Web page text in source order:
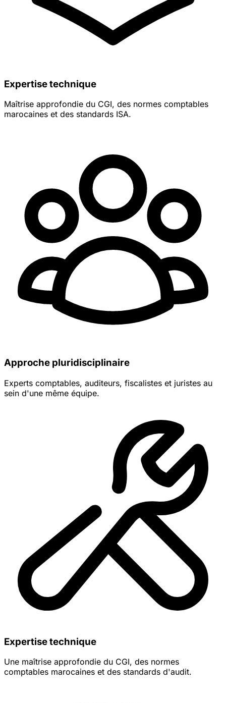
Expertise technique
Maîtrise approfondie du CGI, des normes comptables
marocaines et des standards ISA.
Approche pluridisciplinaire
Experts comptables, auditeurs, fiscalistes et juristes au
sein d'une même équipe.
Expertise technique
Une maîtrise approfondie du CGI, des normes
comptables marocaines et des standards d'audit.